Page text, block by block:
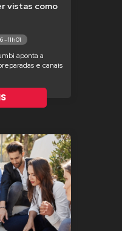
vistas como
11h01
aponta a
e canais